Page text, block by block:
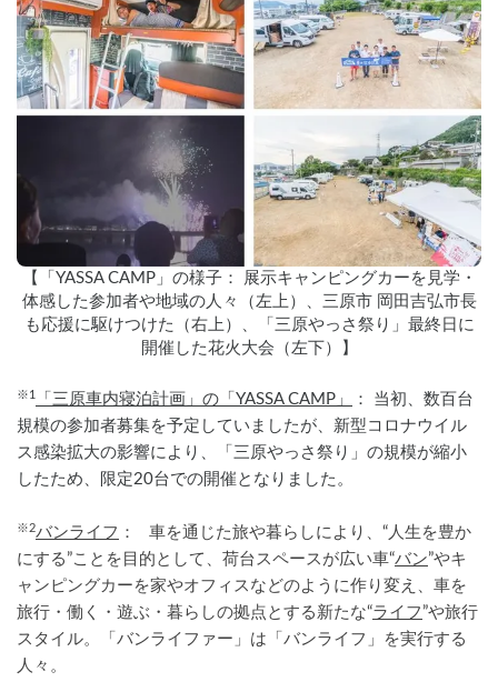
【「YASSA CAMP」の様子： 展示キャンピングカーを見学・
体感した参加者や地域の人々（左上）、三原市 岡田吉弘市長
も応援に駆けつけた（右上）、「三原やっさ祭り」最終日に
開催した花火大会（左下）】
※1 「三原車内寝泊計画」の「YASSA CAMP」
： 当初、数百台
規模の参加者募集を予定していましたが、新型コロナウイル
ス感染拡大の影響により、「三原やっさ祭り」の規模が縮小
したため、限定20台での開催となりました。
※2バンライフ ：   車を通じた旅や暮らしにより、“人生を豊か
にする”ことを目的として、荷台スペースが広い車“バン”やキ
ャンピングカーを家やオフィスなどのように作り変え、車を
旅行・働く・遊ぶ・暮らしの拠点とする新たな“ライフ ”や旅行
スタイル。「バンライファー」は「バンライフ」を実行する
人々。